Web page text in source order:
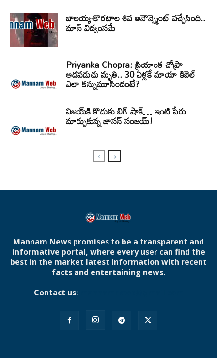
బాలయ్య-కొరటాల శివ అనౌన్స్మెంట్ వచ్చేసింది..
మాస్ విద్వంసమే
Priyanka Chopra: ప్రియాంక చోప్రా
ఆడపడుచు మృతి.. 30 ఏళ్లకే మాయా కిబెల్
ఎలా కన్నుమూసిందంటే?
విజయ్‌కి కొడుకు బిగ్ షాక్… ఇంటి పేరు
మార్చుకున్న జాసన్ సంజయ్!
Mannam News promises to be a transparent and
informative portal, where every user can find the
best in the market latest information with recent
facts and entertaining news.
Contact us: